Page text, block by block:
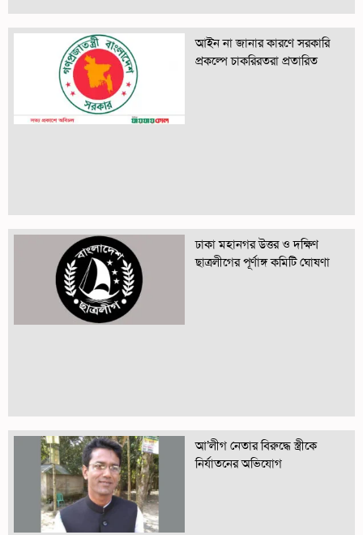
আইন না জানার কারণে সরকারি
প্রকল্পে চাকরিরতরা প্রতারিত
ঢাকা মহানগর উত্তর ও দক্ষিণ
ছাত্রলীগের পূর্ণাঙ্গ কমিটি ঘোষণা
আ’লীগ নেতার বিরুদ্ধে স্ত্রীকে
নির্যাতনের অভিযোগ